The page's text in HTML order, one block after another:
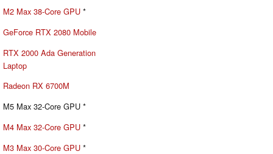
M2 Max 38-Core GPU *
GeForce RTX 2080 Mobile
RTX 2000 Ada Generation
Laptop
Radeon RX 6700M
M5 Max 32-Core GPU *
M4 Max 32-Core GPU *
M3 Max 30-Core GPU *